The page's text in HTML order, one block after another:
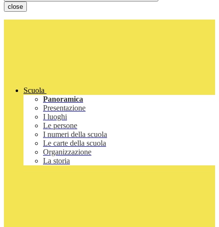
close
Scuola
Panoramica
Presentazione
I luoghi
Le persone
I numeri della scuola
Le carte della scuola
Organizzazione
La storia